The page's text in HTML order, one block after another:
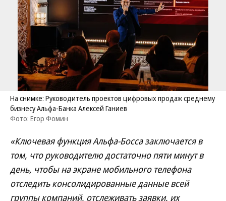
На снимке: Руководитель проектов цифровых продаж среднему
бизнесу Альфа-Банка Алексей Ганиев
Фото: Егор Фомин
«Ключевая функция Альфа-Босса заключается в
том, что руководителю достаточно пяти минут в
день, чтобы на экране мобильного телефона
отследить консолидированные данные всей
группы компаний, отслеживать заявки, их